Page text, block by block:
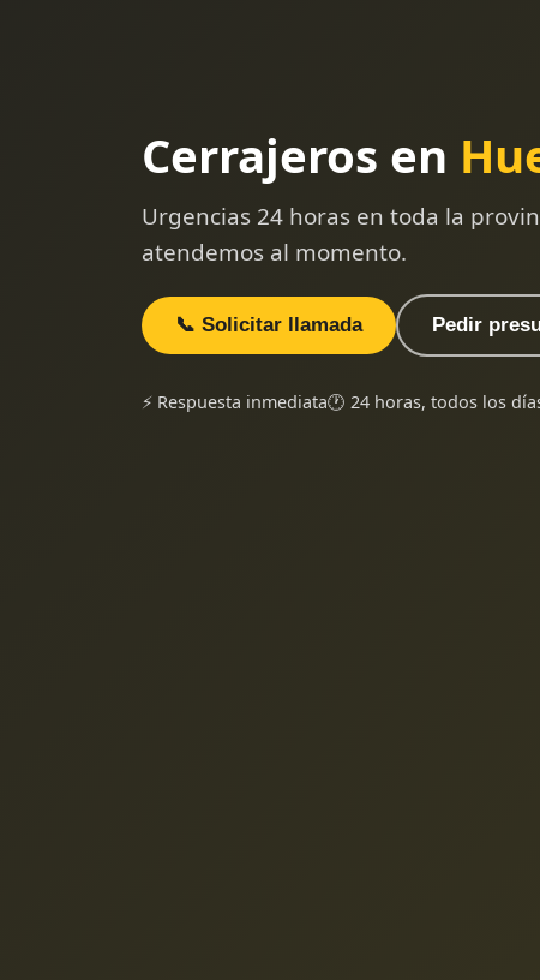
Cerrajeros en
Urgencias 24 horas en toda la
atendemos al momento.
📞 Solicitar llamada Pedir
⚡ Respuesta inmediata🕐 24 horas, todos los